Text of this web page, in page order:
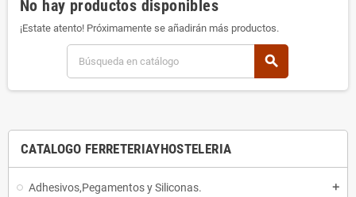
CATALOGO FERRETERIAYHOSTELERIA
Adhesivos,Pegamentos y Siliconas. add
No hay productos disponibles
¡Estate atento! Próximamente se añadirán más productos.
search